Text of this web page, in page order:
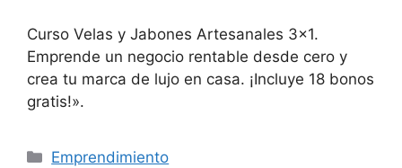
Curso Velas y Jabones Artesanales 3×1.
Emprende un negocio rentable desde cero y
crea tu marca de lujo en casa. ¡Incluye 18 bonos
gratis!».
Categorías
Emprendimiento